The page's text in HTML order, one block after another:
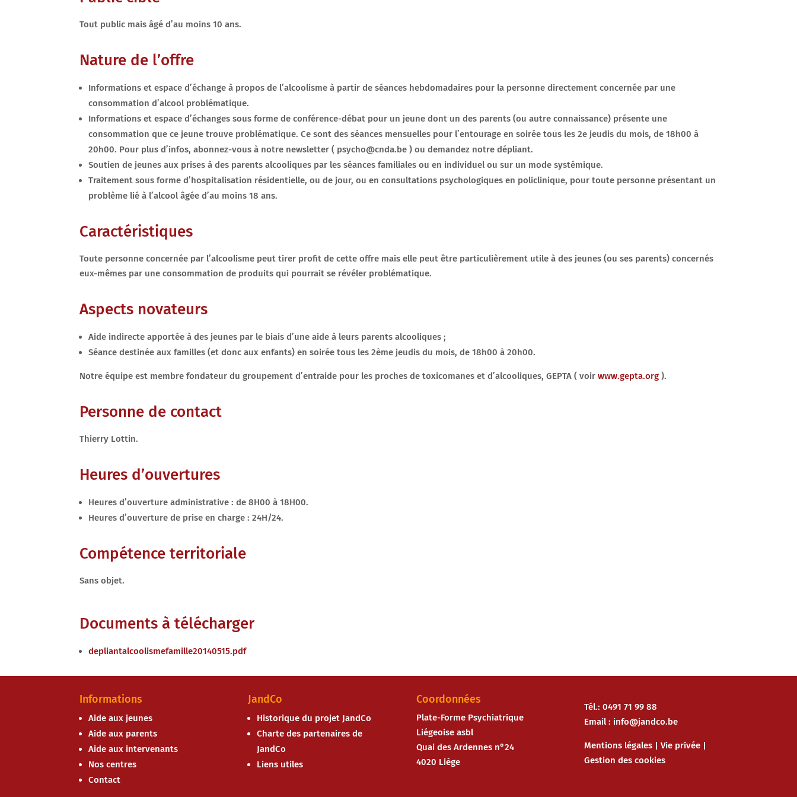
Tout public mais âgé d’au moins 10 ans.
Nature de l’offre
Informations et espace d’échange à propos de l’alcoolisme à partir de séances hebdomadaires pour la personne directement concernée par une
consommation d’alcool problématique.
Informations et espace d’échanges sous forme de conférence-débat pour un jeune dont un des parents (ou autre connaissance) présente une
consommation que ce jeune trouve problématique. Ce sont des séances mensuelles pour l’entourage en soirée tous les 2e jeudis du mois, de 18h00 à
20h00. Pour plus d’infos, abonnez-vous à notre newsletter ( psycho@cnda.be ) ou demandez notre dépliant.
Soutien de jeunes aux prises à des parents alcooliques par les séances familiales ou en individuel ou sur un mode systémique.
Traitement sous forme d’hospitalisation résidentielle, ou de jour, ou en consultations psychologiques en policlinique, pour toute personne présentant un
problème lié à l’alcool âgée d’au moins 18 ans.
Caractéristiques
Toute personne concernée par l’alcoolisme peut tirer profit de cette offre mais elle peut être particulièrement utile à des jeunes (ou ses parents) concernés
eux-mêmes par une consommation de produits qui pourrait se révéler problématique.
Aspects novateurs
Aide indirecte apportée à des jeunes par le biais d’une aide à leurs parents alcooliques ;
Séance destinée aux familles (et donc aux enfants) en soirée tous les 2ème jeudis du mois, de 18h00 à 20h00.
Notre équipe est membre fondateur du groupement d’entraide pour les proches de toxicomanes et d’alcooliques, GEPTA ( voirwww.gepta.org ).
Personne de contact
Thierry Lottin.
Heures d’ouvertures
Heures d’ouverture administrative : de 8H00 à 18H00.
Heures d’ouverture de prise en charge : 24H/24.
Compétence territoriale
Sans objet.
Documents à télécharger
depliantalcoolismefamille20140515.pdf
Informations
Aide aux jeunes
Aide aux parents
Aide aux intervenants
Nos centres
Contact
JandCo
Historique du projet JandCo
Charte des partenaires de
JandCo
Liens utiles
Coordonnées
Plate-Forme Psychiatrique
Liégeoise asbl
Quai des Ardennes n°24
4020 Liège
Tél.: 0491 71 99 88
Email : info@jandco.be
Mentions légales |Vie privée |
Gestion des cookies